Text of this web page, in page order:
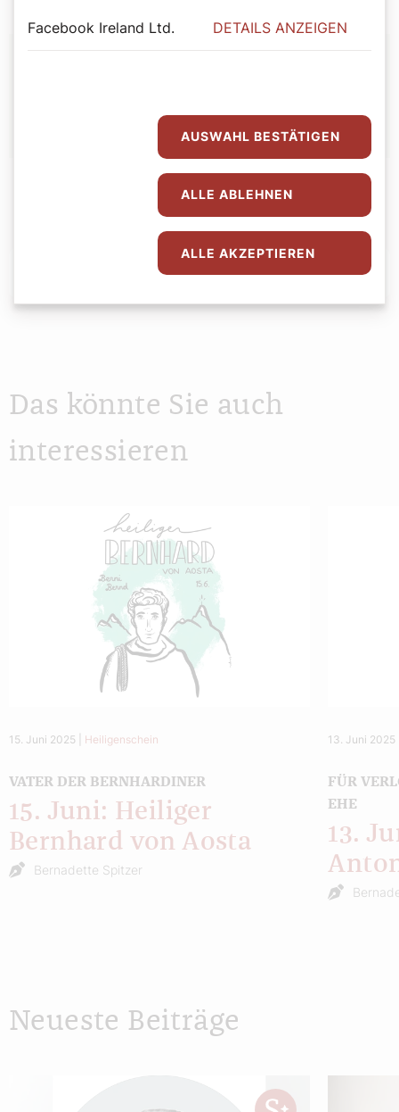
0:00
Das könnte Sie auch
interessieren
15. Juni 2025 Heiligenschein
VATER DER BERNHARDINER
15. Juni: Heiliger
Bernhard von Aosta
Bernadette Spitzer
13. Juni 2025
FÜR
EHE
13.
Neueste Beiträge
Facebook Ireland Ltd. DETAILS ANZEIGEN
AUSWAHL BESTÄTIGEN
ALLE ABLEHNEN
ALLE AKZEPTIEREN